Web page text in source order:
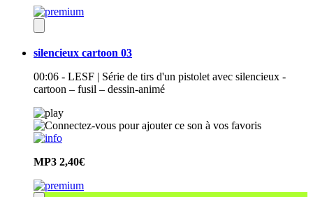
silencieux cartoon 03
00:06 - LESF | Série de tirs d'un pistolet avec silencieux -
cartoon – fusil – dessin-animé
MP3 2,40€